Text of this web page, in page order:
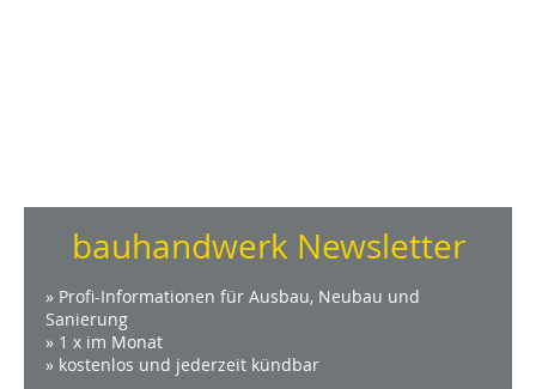
bauhandwerk Newsletter
» Profi-Informationen für Ausbau, Neubau und
Sanierung
» 1 x im Monat
» kostenlos und jederzeit kündbar